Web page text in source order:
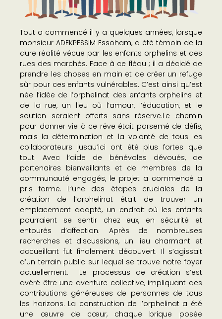
Tout a commencé il y a quelques années, lorsque
monsieur ADEKPESSIM Essoham, a été témoin de la
dure réalité vécue par les enfants orphelins et des
rues des marchés. Face à ce fléau ; il a décidé de
prendre les choses en main et de créer un refuge
sûr pour ces enfants vulnérables. C’est ainsi qu’est
née l’idée de l’orphelinat des enfants orphelins et
de la rue, un lieu où l’amour, l’éducation, et le
soutien seraient offerts sans réserve.Le chemin
pour donner vie à ce rêve était parsemé de défis,
mais la détermination et la volonté de tous les
collaborateurs jusau’ici ont été plus fortes que
tout. Avec l’aide de bénévoles dévoués, de
partenaires bienveillants et de membres de la
communauté engagés, le projet a commencé a
pris forme. L’une des étapes cruciales de la
création de l’orphelinat était de trouver un
emplacement adapté, un endroit où les enfants
pourraient se sentir chez eux, en sécurité et
entourés d’affection. Après de nombreuses
recherches et discussions, un lieu charmant et
accueillant fut finalement découvert. Il s’agissait
d’un terrain public sur lequel se trouve notre foyer
actuellement. Le processus de création s’est
avéré être une aventure collective, impliquant des
contributions généreuses de personnes de tous
les horizons. La construction de l’orphelinat a été
une œuvre de cœur, chaque brique posée